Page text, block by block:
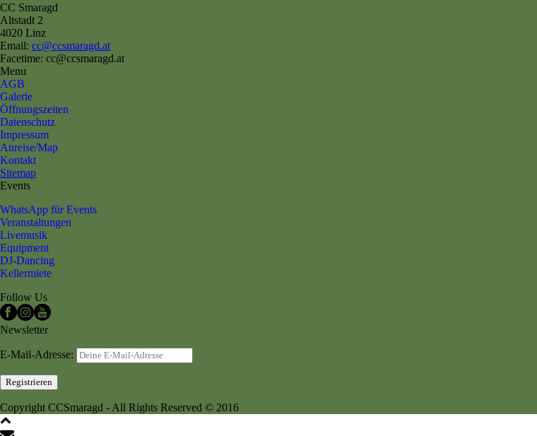
CC Smaragd
Altstadt 2
4020 Linz
Email: cc@ccsmaragd.at
Facetime: cc@ccsmaragd.at
Menu
AGB
Galerie
Öffnungszeiten
Datenschutz
Impressum
Anreise/Map
Kontakt
Sitemap
Events
WhatsApp für Events
Veranstaltungen
Livemusik
Equipment
DJ-Dancing
Kellermiete
Follow Us
Newsletter
E-Mail-Adresse:
Copyright CCSmaragd - All Rights Reserved © 2016